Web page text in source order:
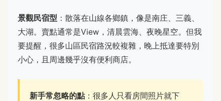
景觀民宿型 ：散落在山線各鄉鎮，像是南庄、三義、
大湖。賣點通常是View，清晨雲海、夜晚星空。但我
要提醒，很多山區民宿路況較複雜，晚上抵達要特別
小心，且周邊幾乎沒有便利商店。
新手常忽略的點 ：很多人只看房間照片就下